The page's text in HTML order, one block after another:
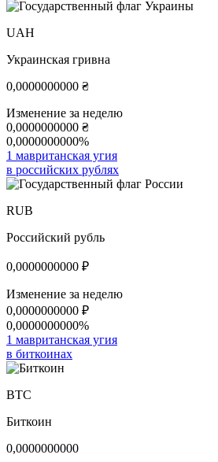
UAH
Украинская гривна
0,0000000000 ₴
Изменение за неделю
0,0000000000 ₴
0,0000000000%
1 мавританская угия
в российских рублях
RUB
Российский рубль
0,0000000000 ₽
Изменение за неделю
0,0000000000 ₽
0,0000000000%
1 мавританская угия
в биткоинах
BTC
Биткоин
0,0000000000